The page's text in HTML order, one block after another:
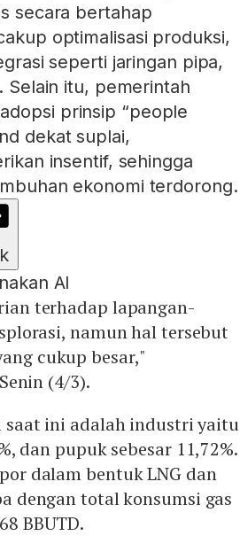
secara bertahap
optimalisasi produksi,
seperti jaringan pipa,
Selain itu, pemerintah
prinsip “people
dekat suplai,
insentif, sehingga
ekonomi terdorong.
AI
terhadap lapangan-
namun hal tersebut
cukup besar,"
(4/3).
saat ini adalah industri yaitu
dan pupuk sebesar 11,72%.
dalam bentuk LNG dan
dengan total konsumsi gas
BBUTD.